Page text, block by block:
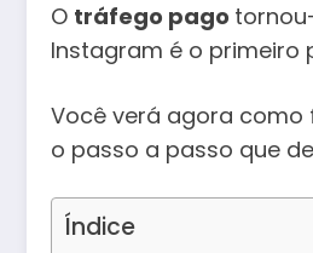
O tráfego pago
Instagram é o primeiro
Você verá agora como
o passo a passo que
Índice